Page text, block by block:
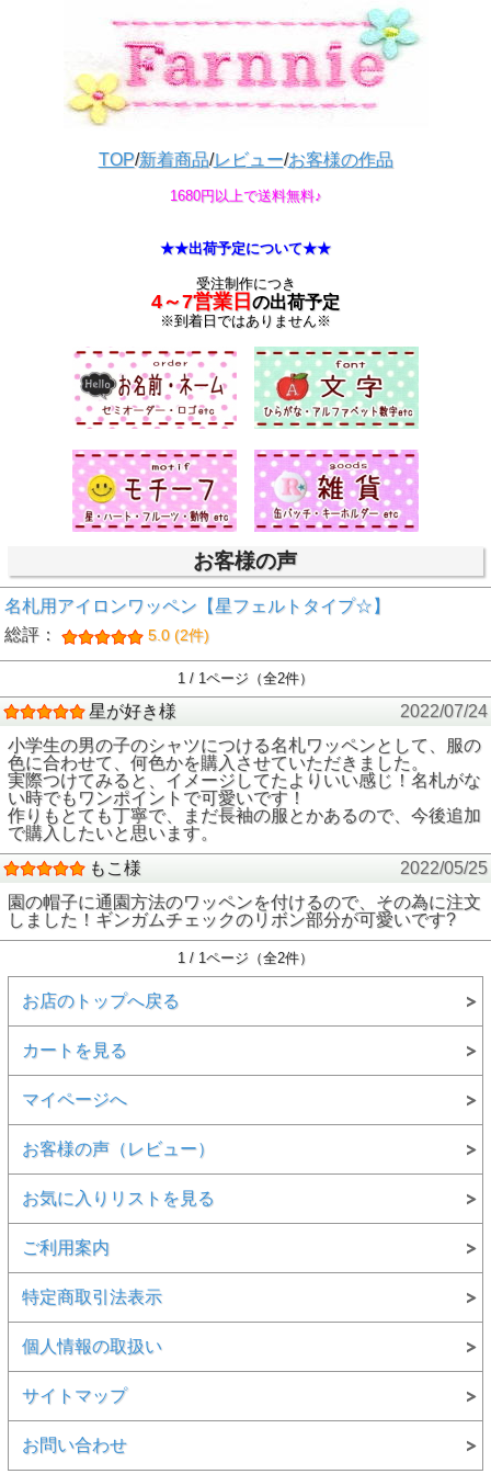
TOP/新着商品/レビュー/お客様の作品
1680円以上で送料無料♪
★★出荷予定について★★
受注制作につき
4～7営業日 の出荷予定
※到着日ではありません※
お客様の声
名札用アイロンワッペン【星フェルトタイプ☆】
総評：
5.0 (2件)
1 / 1ページ（全2件）
星が好き様
2022/07/24
小学生の男の子のシャツにつける名札ワッペンとして、服の
色に合わせて、何色かを購入させていただきました。
実際つけてみると、イメージしてたよりいい感じ！名札がな
い時でもワンポイントで可愛いです！
作りもとても丁寧で、まだ長袖の服とかあるので、今後追加
で購入したいと思います。
もこ様
2022/05/25
園の帽子に通園方法のワッペンを付けるので、その為に注文
しました！ギンガムチェックのリボン部分が可愛いです?
1 / 1ページ（全2件）
お店のトップへ戻る
カートを見る
マイページへ
お客様の声（レビュー）
お気に入りリストを見る
ご利用案内
特定商取引法表示
個人情報の取扱い
サイトマップ
お問い合わせ